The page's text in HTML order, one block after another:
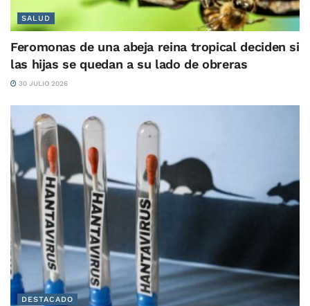
SALUD
Feromonas de una abeja reina tropical deciden si
las hijas se quedan a su lado de obreras
30 JULIO 2026
DESTACADO